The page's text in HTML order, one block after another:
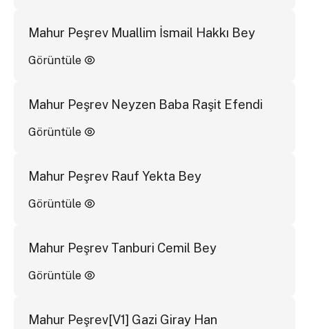
Mahur Peşrev Muallim İsmail Hakkı Bey
Görüntüle
Mahur Peşrev Neyzen Baba Raşit Efendi
Görüntüle
Mahur Peşrev Rauf Yekta Bey
Görüntüle
Mahur Peşrev Tanburi Cemil Bey
Görüntüle
Mahur Peşrev[V1] Gazi Giray Han